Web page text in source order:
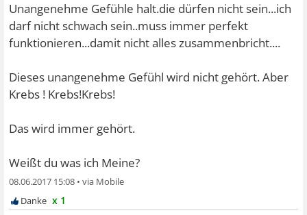
Unangenehme Gefühle halt.die dürfen nicht sein...ich
darf nicht schwach sein..muss immer perfekt
funktionieren...damit nicht alles zusammenbricht....
Dieses unangenehme Gefühl wird nicht gehört. Aber
Krebs ! Krebs!Krebs!
Das wird immer gehört.
Weißt du was ich Meine?
08.06.2017 15:08 •
x 1